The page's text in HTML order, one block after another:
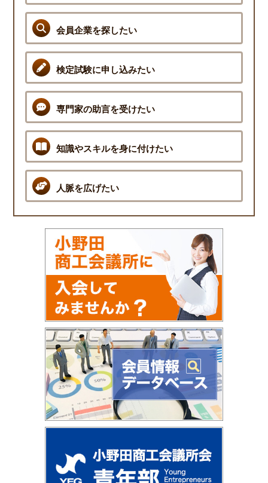
会員企業を探したい
検定試験に申し込みたい
専門家の助言を受けたい
知識やスキルを身に付けたい
人脈を広げたい